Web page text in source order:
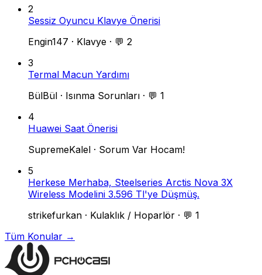
2
Sessiz Oyuncu Klavye Önerisi
Engin147 · Klavye · 💬 2
3
Termal Macun Yardımı
BülBül · Isınma Sorunları · 💬 1
4
Huawei Saat Önerisi
SupremeKalel · Sorum Var Hocam!
5
Herkese Merhaba, Steelseries Arctis Nova 3X
Wireless Modelini 3.596 Tl'ye Düşmüş.
strikefurkan · Kulaklık / Hoparlör · 💬 1
Tüm Konular →